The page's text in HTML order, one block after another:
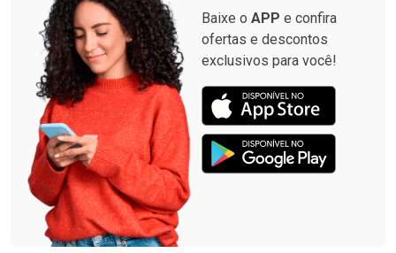
Baixe o APP e confira
ofertas e descontos
exclusivos para você!